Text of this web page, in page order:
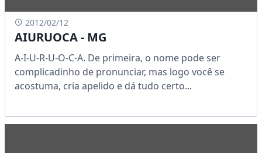
2012/02/12
AIURUOCA - MG
A-I-U-R-U-O-C-A. De primeira, o nome pode ser
complicadinho de pronunciar, mas logo você se
acostuma, cria apelido e dá tudo certo...